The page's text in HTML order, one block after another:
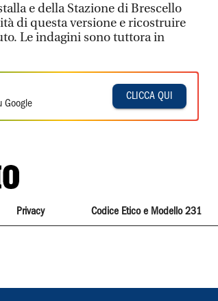
e della Stazione di Brescello
di questa versione e ricostruire
Le indagini sono tuttora in
Google
CLICCA QUI
Privacy Codice Etico e Modello 231